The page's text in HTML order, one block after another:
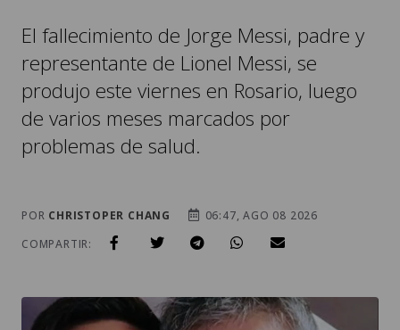
El fallecimiento de Jorge Messi, padre y
representante de Lionel Messi, se
produjo este viernes en Rosario, luego
de varios meses marcados por
problemas de salud.
POR CHRISTOPER CHANG
06:47, AGO 08 2026
COMPARTIR: